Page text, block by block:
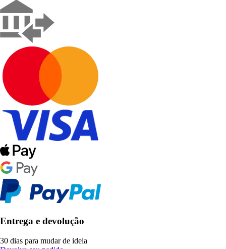
Entrega e devolução
30 dias para mudar de ideia